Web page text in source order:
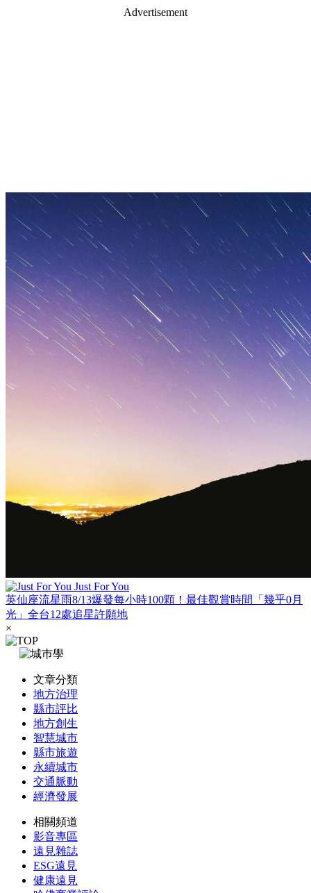
Advertisement
Just For You
英仙座流星雨8/13爆發每小時100顆！最佳觀賞時間「幾乎0月
光」全台12處追星許願地
×
文章分類
地方治理
縣市評比
地方創生
智慧城市
縣市旅遊
永續城市
交通脈動
經濟發展
相關頻道
影音專區
遠見雜誌
ESG遠見
健康遠見